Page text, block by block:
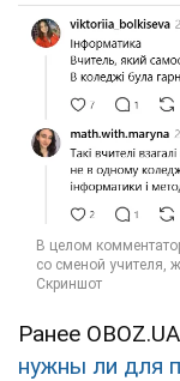
Ранее
нужны ли для